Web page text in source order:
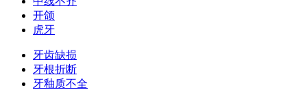
开颌
虎牙
牙齿缺损
牙根折断
牙釉质不全